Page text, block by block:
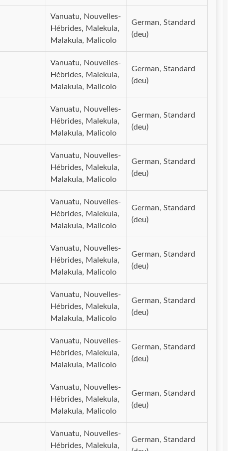
Vanuatu, Nouvelles-
Hébrides, Malekula,
Malakula, Malicolo
German, Standard
(deu)
Vanuatu, Nouvelles-
Hébrides, Malekula,
Malakula, Malicolo
German, Standard
(deu)
Vanuatu, Nouvelles-
Hébrides, Malekula,
Malakula, Malicolo
German, Standard
(deu)
Vanuatu, Nouvelles-
Hébrides, Malekula,
Malakula, Malicolo
German, Standard
(deu)
Vanuatu, Nouvelles-
Hébrides, Malekula,
Malakula, Malicolo
German, Standard
(deu)
Vanuatu, Nouvelles-
Hébrides, Malekula,
Malakula, Malicolo
German, Standard
(deu)
Vanuatu, Nouvelles-
Hébrides, Malekula,
Malakula, Malicolo
German, Standard
(deu)
Vanuatu, Nouvelles-
Hébrides, Malekula,
Malakula, Malicolo
German, Standard
(deu)
Vanuatu, Nouvelles-
Hébrides, Malekula,
Malakula, Malicolo
German, Standard
(deu)
Vanuatu, Nouvelles-
Hébrides, Malekula,
German, Standard